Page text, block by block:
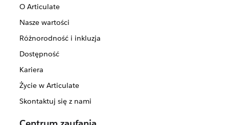
O Articulate
Nasze wartości
Różnorodność i inkluzja
Dostępność
Kariera
Życie w Articulate
Skontaktuj się z nami